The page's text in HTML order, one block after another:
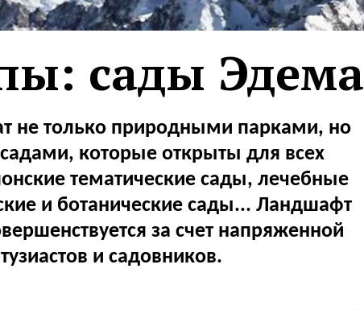
сады Эдема
не только природными парками, но
которые открыты для всех
тематические сады, лечебные
и ботанические сады... Ландшафт
за счет напряженной
и садовников.